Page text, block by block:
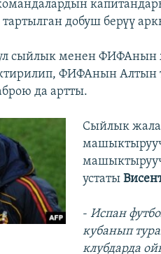
добуш берүү
сыйлык менен
ФИФАнын Алтын
да артты.
Сыйлык
устаты
- Испан
кубанып
клубдарда